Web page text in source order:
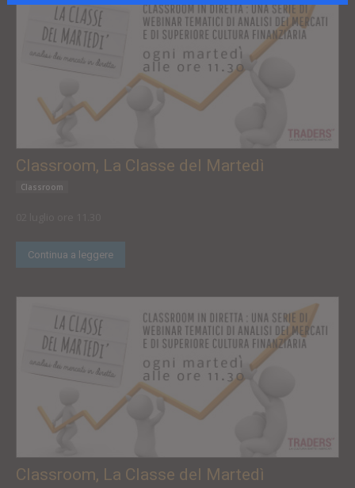
Classroom, La Classe del Martedì
Classroom
Continua a leggere
Classroom, La Classe del Martedì